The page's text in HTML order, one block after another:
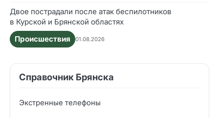
Двое пострадали после атак беспилотников
в Курской и Брянской областях
Происшествия
01.08.2026
Справочник Брянска
Экстренные телефоны